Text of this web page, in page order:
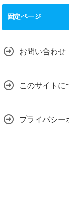
固定ページ
お問い合わせ
このサイトに
プライバシー